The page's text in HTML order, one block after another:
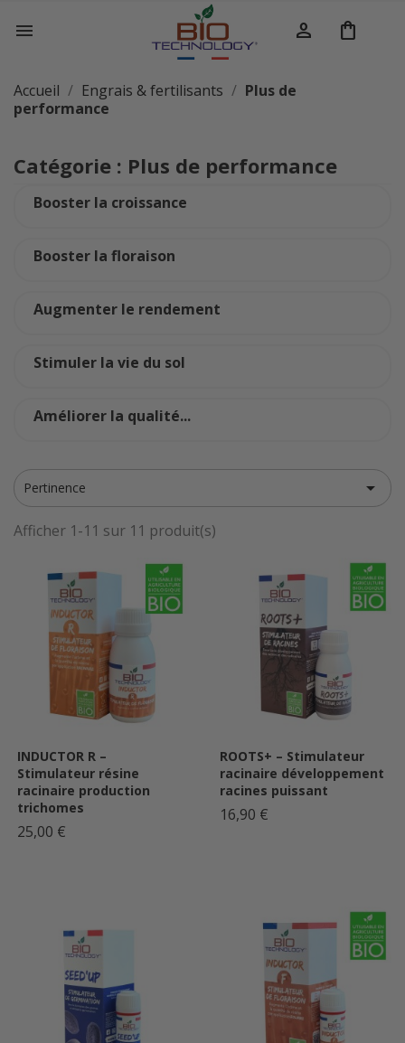
 person shopping_bag
Accueil Engrais & fertilisants
Plus de
performance
Catégorie : Plus de performance
Booster la croissance
Booster la floraison
Augmenter le rendement
Stimuler la vie du sol
Améliorer la qualité...
Pertinence 
Afficher 1-11 sur 11 produit(s)
INDUCTOR R –
Stimulateur résine
racinaire production
trichomes
25,00 €
ROOTS+ – Stimulateur
racinaire développement
racines puissant
16,90 €